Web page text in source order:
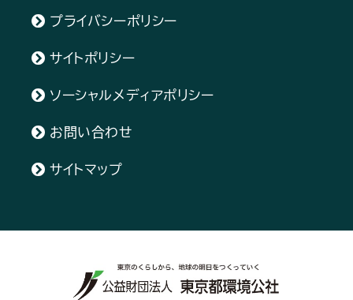
プライバシーポリシー
サイトポリシー
ソーシャルメディアポリシー
お問い合わせ
サイトマップ